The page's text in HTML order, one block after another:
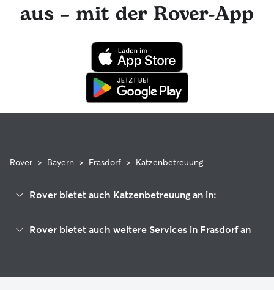
Anspruch zu nehmen. Im seltenen Fall eines Problems
während der Buchung kannst du beruhigt sein, denn deine
tierärztliche Behandlungen erstattet.
aus – mit der Rover-App
Rover > Bayern > Frasdorf > Katzenbetreuung
Rover bietet auch Katzenbetreuung an in:
Bernau am Chiemsee
Rover bietet auch weitere Services in Frasdorf an